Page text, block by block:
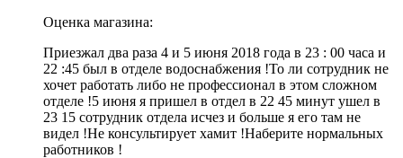
Оценка магазина:
Приезжал два раза 4 и 5 июня 2018 года в 23 : 00 часа и
22 :45 был в отделе водоснабжения !То ли сотрудник не
хочет работать либо не профессионал в этом сложном
отделе !5 июня я пришел в отдел в 22 45 минут ушел в
23 15 сотрудник отдела исчез и больше я его там не
видел !Не консультирует хамит !Наберите нормальных
работников !